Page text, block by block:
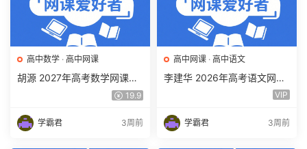
高中数学 · 高中网课
胡源 2027年高考数学网课教
程 高三数学 一轮复习暑假班
19.9
学霸君 3周前
高中网课 · 高中语文
李建华 2026年高考语文网课
教程 高三语文 a+二三轮复习
VIP
学霸君 3周前